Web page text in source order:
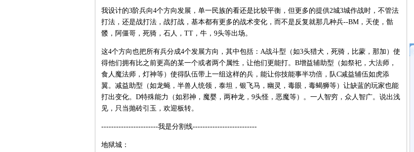
我设计的3阶兵向4个方向发展，单一民族的看还是比较平衡，但更多的提供2城3城作战时，不管法
打法，还是战打法，战打战，基本都有更多的战术变化，而不是反复就那几种兵--BM，天使，骷
髅，阿僵哥，死骑，石人，TT，牛，9头等出场。
这4个方向也把所有兵分成4个发展方向，其中包括：A战斗型（如3头猎犬，死骑，比蒙，那加）使
得他们拥有比之前更高的某一个或者两个属性，让他们更能打。B增益辅助型（如祭祀，大法师，
食人魔法师，灯神等）使得队伍带上一组这样的兵，能让你技能事半功倍，队C减益辅伍如虎添
翼。减益助型（如龙蝇，半兽人统领，泰坦，银飞马，幽灵，毒眼，毒蝎狮等）让缺蓝的玩家也能
打出变化。D特殊能力（如邪神，魔婴，两种龙，9头怪，恶魔等）。一人智穷，众人智广。说出浅
见，只当抛砖引玉，欢迎板转。
-----------------------我是分割线--------------------------
地狱城：